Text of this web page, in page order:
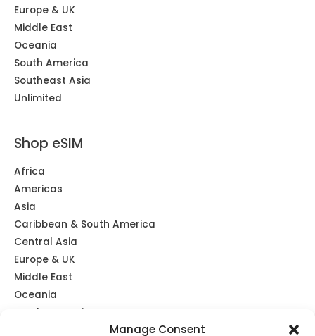
Manage Consent
Europe & UK
Middle East
Oceania
South America
Southeast Asia
Unlimited
Shop eSIM
Africa
Americas
Asia
Caribbean & South America
Central Asia
Europe & UK
Middle East
Oceania
Southeast Asia